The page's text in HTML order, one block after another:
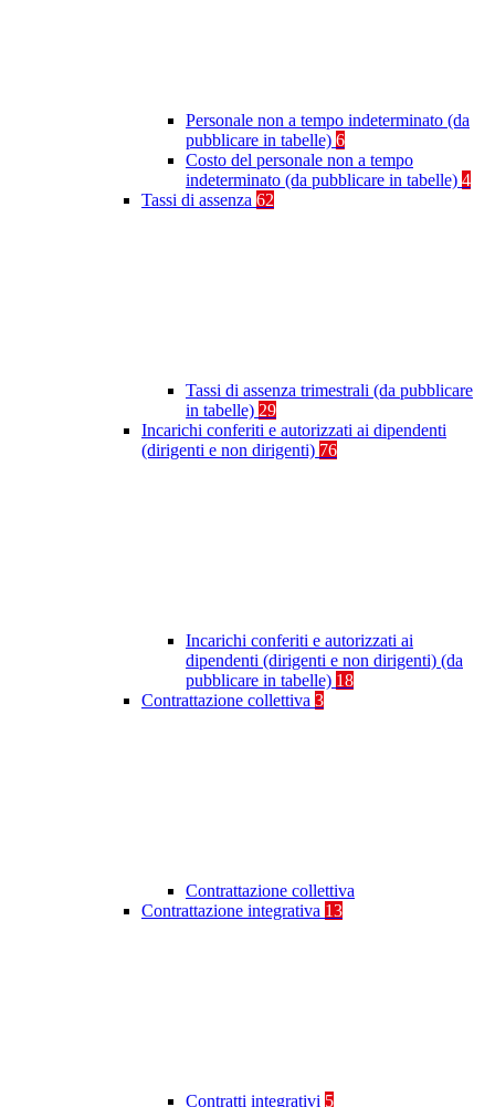
Personale non a tempo indeterminato (da
pubblicare in tabelle) 6
Costo del personale non a tempo
indeterminato (da pubblicare in tabelle) 4
Tassi di assenza 62
Tassi di assenza trimestrali (da pubblicare
in tabelle) 29
Incarichi conferiti e autorizzati ai dipendenti
(dirigenti e non dirigenti) 76
Incarichi conferiti e autorizzati ai
dipendenti (dirigenti e non dirigenti) (da
pubblicare in tabelle) 18
Contrattazione collettiva 3
Contrattazione collettiva
Contrattazione integrativa 13
Contratti integrativi 5